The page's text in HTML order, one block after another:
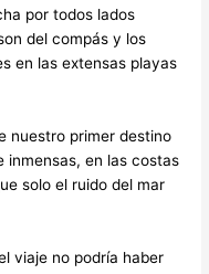
por todos lados
del compás y los
en las extensas playas
nuestro primer destino
inmensas, en las costas
solo el ruido del mar
viaje no podría haber